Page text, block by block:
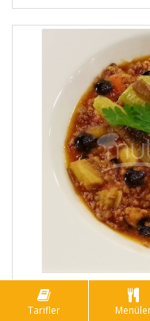
Patlıcan Musakka
Tarifler